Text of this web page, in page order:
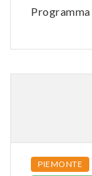
Programma
PIEMONTE